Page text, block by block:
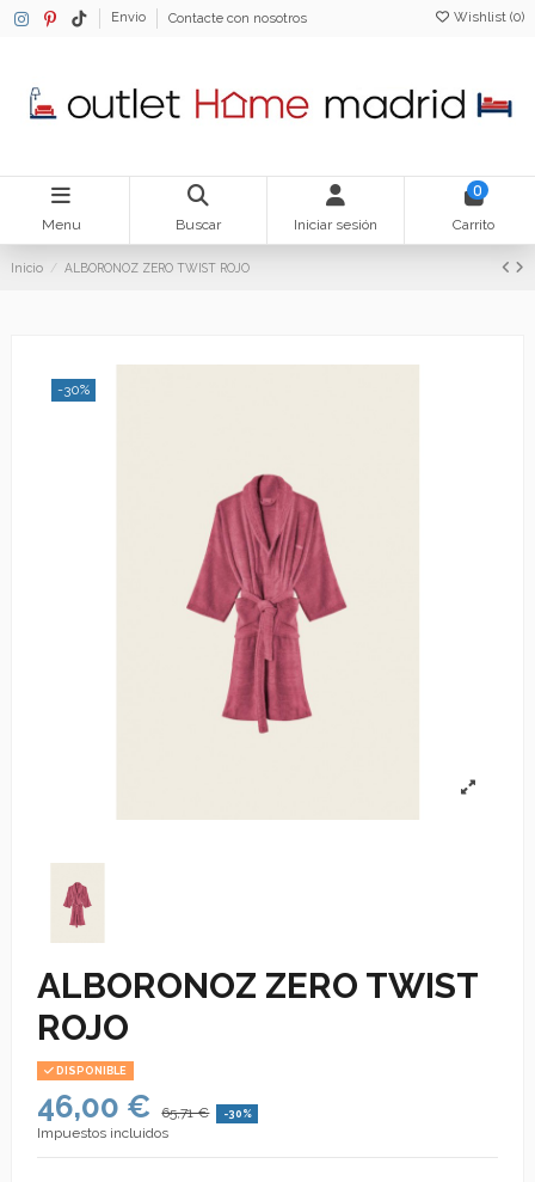
Envio Contacte con nosotros Wishlist (0)
Menu Buscar Iniciar sesión
0
Carrito
Inicio ALBORONOZ ZERO TWIST ROJO
-30%
ALBORONOZ ZERO TWIST
ROJO
DISPONIBLE
46,00 € 65,71 € -30%
Impuestos incluidos